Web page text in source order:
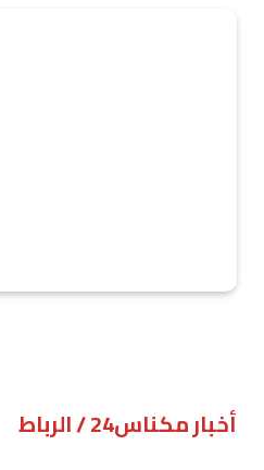
أخبار مكناس24 / الرباط